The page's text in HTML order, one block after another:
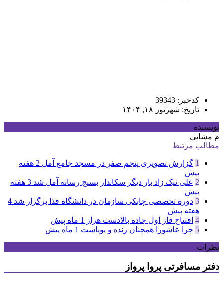
کدخبر: 39343
تاریخ: شهریور ۱۸, ۱۴۰۴
نویسنده
م مشایی
مطالب مرتبط
1 گزارش تصویری پنجم صفر در مسجد جامع آمل
2 هفته
پیش
2 علی نیک زاد بار دیگر سکاندار بسیج رسانه آمل شد
3 هفته
پیش
3 دوره تخصصی چابکی سازمان در دانشگاه فذا برگزار شد 4
هفته پیش
4 افتتاح فاز اول جاده بالادست هراز
1 ماه پیش
5 چرا عاشورا همچنان زنده و پویاست 1 ماه پیش
نظرات
دفتر مسافرتی پروا پرواز